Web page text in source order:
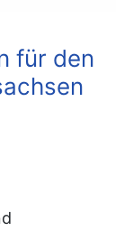
für den